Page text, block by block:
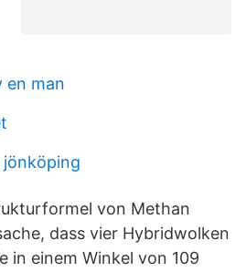
en man
von Methan
dass vier Hybridwolken
in einem Winkel von 109